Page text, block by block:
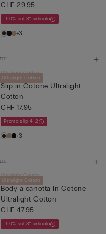
CHF 29.95
-50% sul 3° articolo
+3
Ultralight Cotton
Ultralight Cotton
Slip in Cotone Ultralight
Cotton
CHF 17.95
Promo slip 4+2
+3
Ultralight Cotton
Ultralight Cotton
Body a canotta in Cotone
Ultralight Cotton
CHF 47.95
-50% sul 3° articolo